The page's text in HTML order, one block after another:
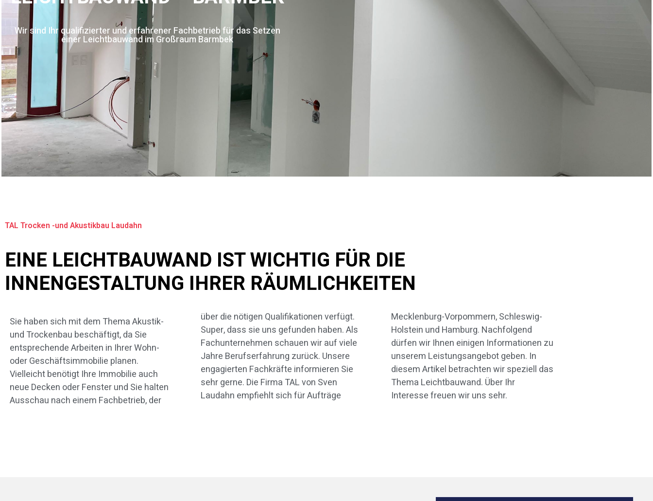
Wir sind Ihr qualifizierter und erfahrener Fachbetrieb für das Setzen
einer Leichtbauwand im Großraum Barmbek
TAL Trocken -und Akustikbau Laudahn
EINE LEICHTBAUWAND IST WICHTIG FÜR DIE
INNENGESTALTUNG IHRER RÄUMLICHKEITEN
Sie haben sich mit dem Thema Akustik-
und Trockenbau beschäftigt, da Sie
entsprechende Arbeiten in Ihrer Wohn-
oder Geschäftsimmobilie planen.
Vielleicht benötigt Ihre Immobilie auch
neue Decken oder Fenster und Sie halten
Ausschau nach einem Fachbetrieb, der
über die nötigen Qualifikationen verfügt.
Super, dass sie uns gefunden haben. Als
Fachunternehmen schauen wir auf viele
Jahre Berufserfahrung zurück. Unsere
engagierten Fachkräfte informieren Sie
sehr gerne. Die Firma TAL von Sven
Laudahn empfiehlt sich für Aufträge
Mecklenburg-Vorpommern, Schleswig-
Holstein und Hamburg. Nachfolgend
dürfen wir Ihnen einigen Informationen zu
unserem Leistungsangebot geben. In
diesem Artikel betrachten wir speziell das
Thema Leichtbauwand. Über Ihr
Interesse freuen wir uns sehr.